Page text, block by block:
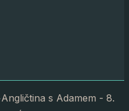
Angličtina s Adamem - 8.